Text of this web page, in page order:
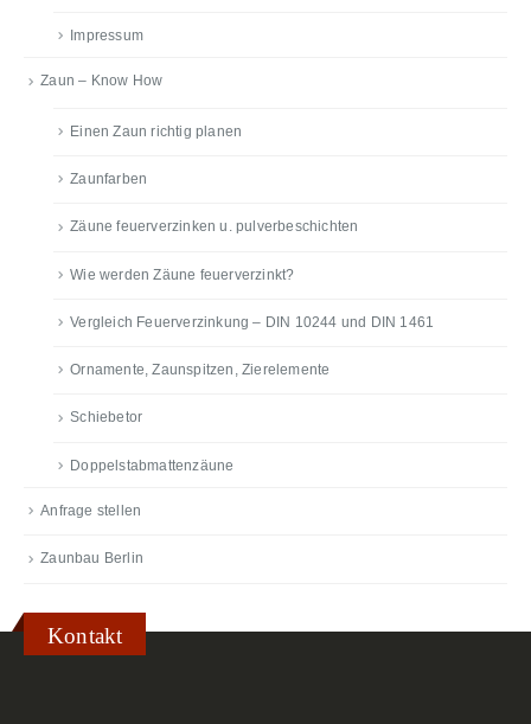
Impressum
Zaun – Know How
Einen Zaun richtig planen
Zaunfarben
Zäune feuerverzinken u. pulverbeschichten
Wie werden Zäune feuerverzinkt?
Vergleich Feuerverzinkung – DIN 10244 und DIN 1461
Ornamente, Zaunspitzen, Zierelemente
Schiebetor
Doppelstabmattenzäune
Anfrage stellen
Zaunbau Berlin
Kontakt